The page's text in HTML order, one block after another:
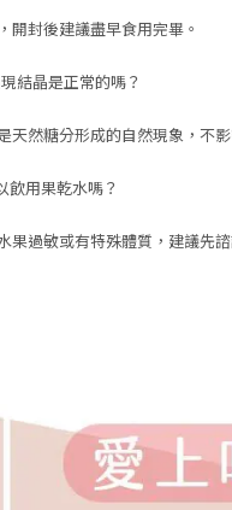
開封後建議盡早食用完畢。
結晶是正常的嗎？
然糖分形成的自然現象，不
飲用果乾水嗎？
過敏或有特殊體質，建議先